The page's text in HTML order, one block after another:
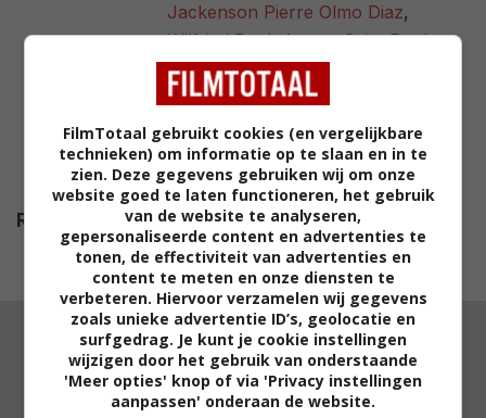
Jackenson Pierre Olmo Diaz,
Wilfried Paul,Anotte Saint Ford,
Marie-Laurence Hérard
Michelet Cassis,Pierre-Jean
Robert ,Jean Delinze Salomon
Kettline Amy,Daphné Destin,
Guiteau Nestant.
Release
07.09.2005
RECENSENT
FilmTotaal gebruikt cookies (en vergelijkbare
technieken) om informatie op te slaan en in te
zien. Deze gegevens gebruiken wij om onze
website goed te laten functioneren, het gebruik
van de website te analyseren,
gepersonaliseerde content en advertenties te
tonen, de effectiviteit van advertenties en
content te meten en onze diensten te
verbeteren. Hiervoor verzamelen wij gegevens
zoals unieke advertentie ID’s, geolocatie en
surfgedrag. Je kunt je cookie instellingen
wijzigen door het gebruik van onderstaande
'Meer opties' knop of via 'Privacy instellingen
aanpassen' onderaan de website.